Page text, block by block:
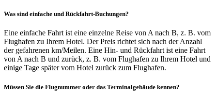
Was sind einfache und Rückfahrt-Buchungen?
Eine einfache Fahrt ist eine einzelne Reise von A nach B, z. B. vom
Flughafen zu Ihrem Hotel. Der Preis richtet sich nach der Anzahl
der gefahrenen km/Meilen. Eine Hin- und Rückfahrt ist eine Fahrt
von A nach B und zurück, z. B. vom Flughafen zu Ihrem Hotel und
einige Tage später vom Hotel zurück zum Flughafen.
Müssen Sie die Flugnummer oder das Terminalgebäude kennen?